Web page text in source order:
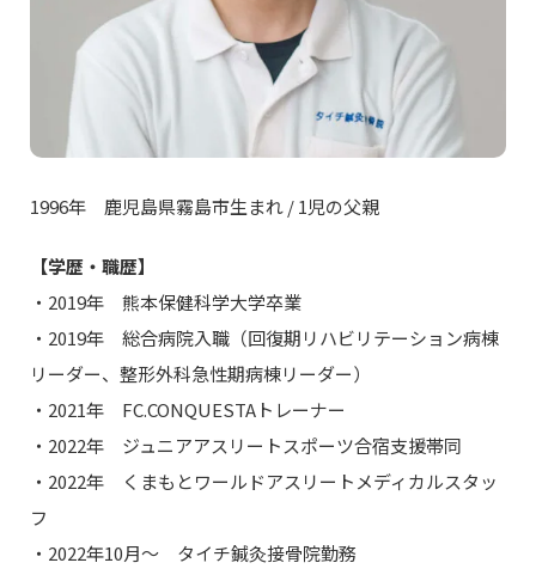
1996年 鹿児島県霧島市生まれ / 1児の父親
【学歴・職歴】
・2019年 熊本保健科学大学卒業
・2019年 総合病院入職（回復期リハビリテーション病棟
リーダー、整形外科急性期病棟リーダー）
・2021年 FC.CONQUESTAトレーナー
・2022年 ジュニアアスリートスポーツ合宿支援帯同
・2022年 くまもとワールドアスリートメディカルスタッ
フ
・2022年10月〜 タイチ鍼灸接骨院勤務